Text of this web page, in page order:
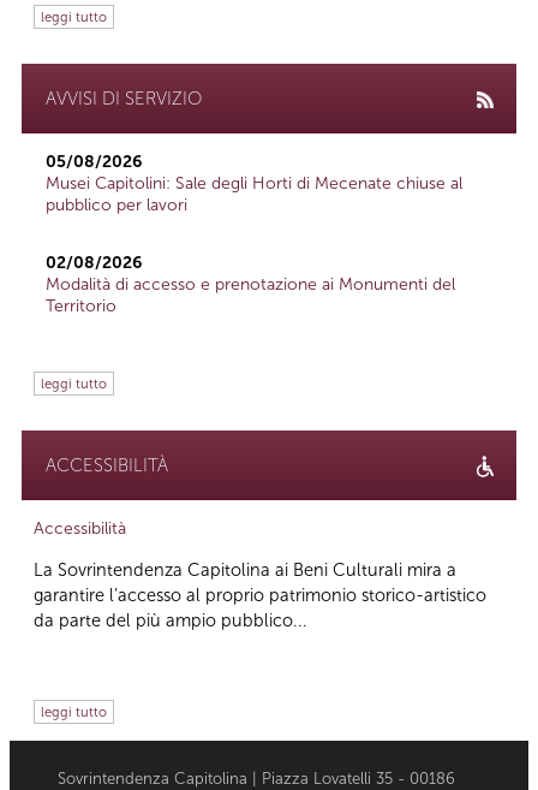
leggi tutto
AVVISI DI SERVIZIO
05/08/2026
Musei Capitolini: Sale degli Horti di Mecenate chiuse al
pubblico per lavori
02/08/2026
Modalità di accesso e prenotazione ai Monumenti del
Territorio
leggi tutto
ACCESSIBILITÀ
Accessibilità
La Sovrintendenza Capitolina ai Beni Culturali mira a
garantire l’accesso al proprio patrimonio storico-artistico
da parte del più ampio pubblico...
leggi tutto
Sovrintendenza Capitolina | Piazza Lovatelli 35 - 00186